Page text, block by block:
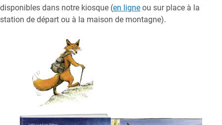
disponibles dans notre kiosque (en ligne ou sur place à la
station de départ ou à la maison de montagne).